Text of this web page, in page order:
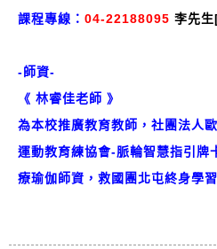
課程專線： 04-22188095 李先
-師資-
《 林睿佳老師 》
為本校推廣教育教師，社團法人
運動教育練協會-脈輪智慧指引牌
療瑜伽師資，救國團北屯終身學